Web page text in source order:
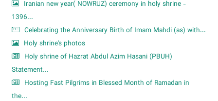
Iranian new year( NOWRUZ) ceremony in holy shrine -
1396...
Celebrating the Anniversary Birth of Imam Mahdi (as) with...
Holy shrine's photos
Holy shrine of Hazrat Abdul Azim Hasani (PBUH)
Statement...
Hosting Fast Pilgrims in Blessed Month of Ramadan in
the...